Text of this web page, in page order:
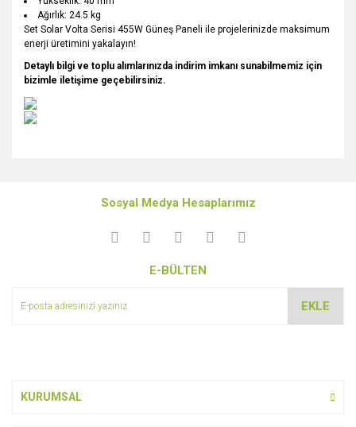
Ağırlık: 24.5 kg
Set Solar Volta Serisi 455W Güneş Paneli ile projelerinizde maksimum
enerji üretimini yakalayın!
Detaylı bilgi ve toplu alımlarınızda indirim imkanı sunabilmemiz için
bizimle iletişime geçebilirsiniz.
kullanarak tarafımıza iletebilirsiniz.
Görüş ve önerileriniz için teşekkür ederiz.
Ürün açıklamasında eksik bilgiler bulunuyor.
Sosyal Medya Hesaplarımız
E-BÜLTEN
EKLE
KURUMSAL